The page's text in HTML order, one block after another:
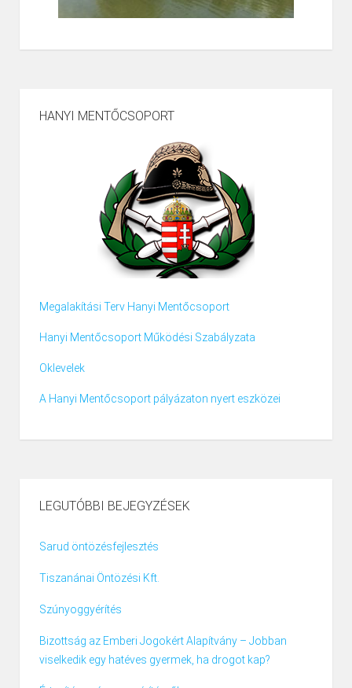
HANYI MENTŐCSOPORT
Megalakítási Terv Hanyi Mentőcsoport
Hanyi Mentőcsoport Működési Szabályzata
Oklevelek
A Hanyi Mentőcsoport pályázaton nyert eszközei
LEGUTÓBBI BEJEGYZÉSEK
Sarud öntözésfejlesztés
Tiszanánai Öntözési Kft.
Szúnyoggyérítés
Bizottság az Emberi Jogokért Alapítvány – Jobban
viselkedik egy hatéves gyermek, ha drogot kap?